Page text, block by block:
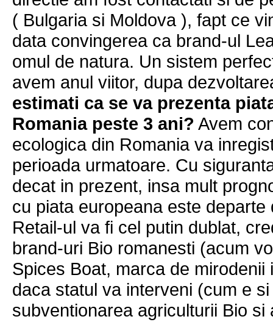
( Bulgaria si Moldova ), fapt ce
data convingerea ca brand-ul
omul de natura. Un sistem
avem anul viitor, dupa
estimati ca se va prezenta
Romania peste 3 ani? Avem
ecologica din Romania va
perioada urmatoare. Cu
decat in prezent, insa mult
cu piata europeana este
Retail-ul va fi cel putin dublat,
brand-uri Bio romanesti (acum
Spices Boat, marca de
daca statul va interveni (cum e
subventionarea agriculturii Bio